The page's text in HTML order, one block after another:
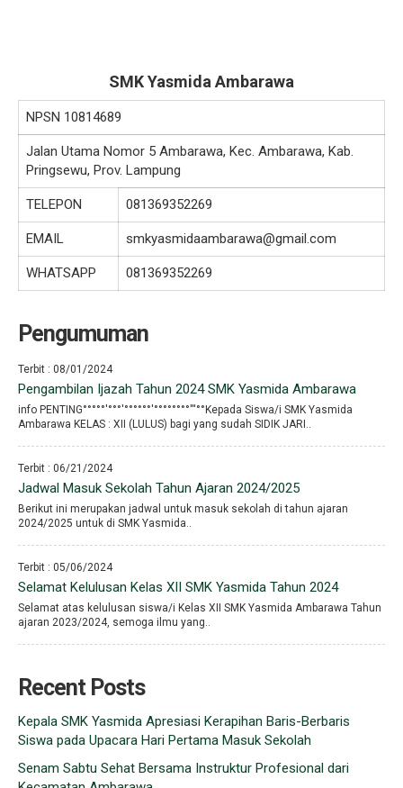
SMK Yasmida Ambarawa
NPSN 10814689
Jalan Utama Nomor 5 Ambarawa, Kec. Ambarawa, Kab.
Pringsewu, Prov. Lampung
TELEPON 081369352269
EMAIL smkyasmidaambarawa@gmail.com
WHATSAPP 081369352269
Pengumuman
Terbit : 08/01/2024
Pengambilan Ijazah Tahun 2024 SMK Yasmida Ambarawa
info PENTING°°°°°′°°°′°°°°°°′°°°°°°°°′′′°°Kepada Siswa/i SMK Yasmida
Ambarawa KELAS : XII (LULUS) bagi yang sudah SIDIK JARI..
Terbit : 06/21/2024
Jadwal Masuk Sekolah Tahun Ajaran 2024/2025
Berikut ini merupakan jadwal untuk masuk sekolah di tahun ajaran
2024/2025 untuk di SMK Yasmida..
Terbit : 05/06/2024
Selamat Kelulusan Kelas XII SMK Yasmida Tahun 2024
Selamat atas kelulusan siswa/i Kelas XII SMK Yasmida Ambarawa Tahun
ajaran 2023/2024, semoga ilmu yang..
Recent Posts
Kepala SMK Yasmida Apresiasi Kerapihan Baris-Berbaris
Siswa pada Upacara Hari Pertama Masuk Sekolah
Senam Sabtu Sehat Bersama Instruktur Profesional dari